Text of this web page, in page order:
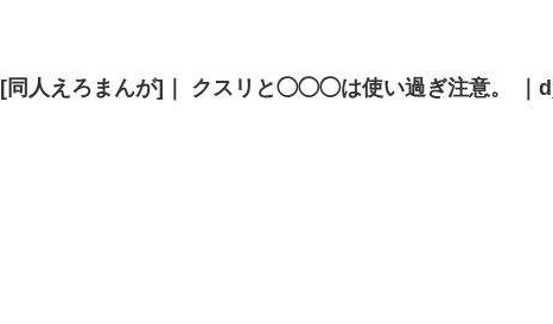
[同人えろまんが]｜ クスリと◯◯◯は使い過ぎ注意。 ｜